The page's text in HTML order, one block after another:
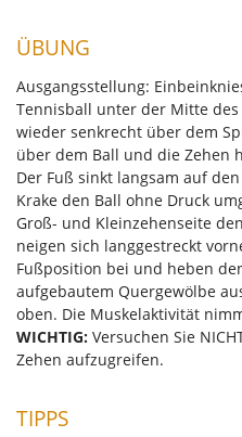
ÜBUNG
Ausgangsstellung:
Tennisball unter der Mitte des
wieder senkrecht über dem
über dem Ball und die Zehen
Der Fuß sinkt langsam auf
Krake den Ball ohne Druck
Groß- und Kleinzehenseite
neigen sich langgestreckt
Fußposition bei und heben
aufgebautem Quergewölbe
oben. Die Muskelaktivität
WICHTIG: Versuchen Sie
Zehen aufzugreifen.
TIPPS